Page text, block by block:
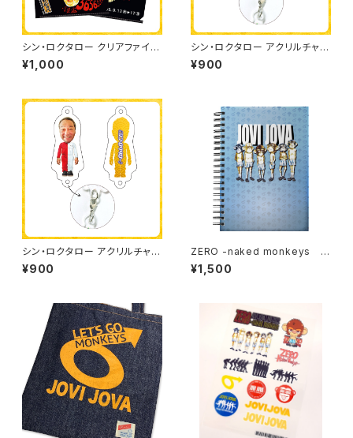
シン・ロクタロー クリアファイル
2枚セット
¥1,000
シン・ロクタロー アクリルチャー
ム（六角）
¥900
シン・ロクタロー アクリルチャー
ム（坂田）
¥900
ZERO -naked monkeys B
6ノート
¥1,500